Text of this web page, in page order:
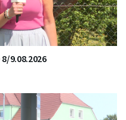
8/9.08.2026